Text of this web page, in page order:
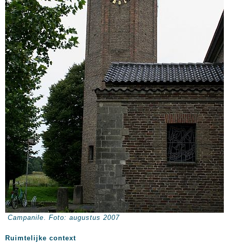
Campanile. Foto: augustus 2007
Ruimtelijke context